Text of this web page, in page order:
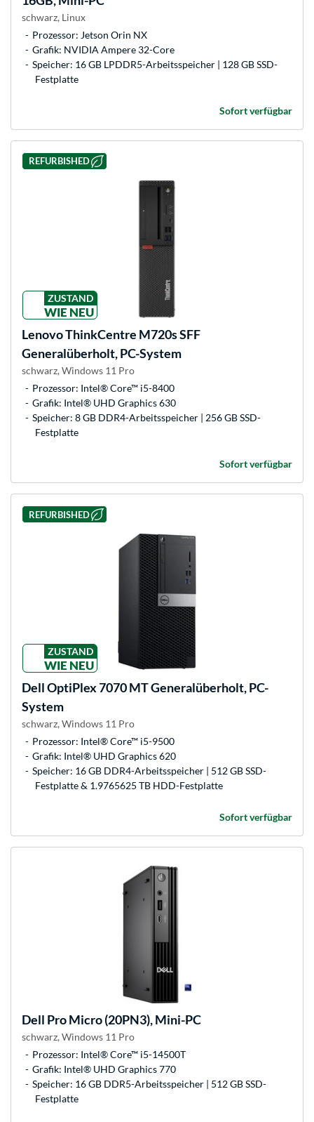
schwarz, Linux
Prozessor: Jetson Orin NX
Grafik: NVIDIA Ampere 32-Core
Speicher: 16 GB LPDDR5-Arbeitsspeicher | 128 GB SSD-
Festplatte
Sofort verfügbar
REFURBISHED
ZUSTAND
WIE NEU
LenovoThinkCentre M720s SFF
Generalüberholt, PC-System
schwarz, Windows 11 Pro
Prozessor: Intel® Core™ i5-8400
Grafik: Intel® UHD Graphics 630
Speicher: 8 GB DDR4-Arbeitsspeicher | 256 GB SSD-
Festplatte
Sofort verfügbar
REFURBISHED
ZUSTAND
WIE NEU
DellOptiPlex 7070 MT Generalüberholt, PC-
System
schwarz, Windows 11 Pro
Prozessor: Intel® Core™ i5-9500
Grafik: Intel® UHD Graphics 620
Speicher: 16 GB DDR4-Arbeitsspeicher | 512 GB SSD-
Festplatte & 1.9765625 TB HDD-Festplatte
Sofort verfügbar
Dell Pro Micro (20PN3), Mini-PC
schwarz, Windows 11 Pro
Prozessor: Intel® Core™ i5-14500T
Grafik: Intel® UHD Graphics 770
Speicher: 16 GB DDR5-Arbeitsspeicher | 512 GB SSD-
Festplatte